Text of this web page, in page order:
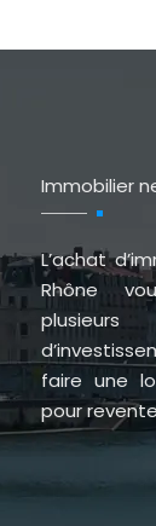
Immobilier
L’achat
Rhône
faire une
pour